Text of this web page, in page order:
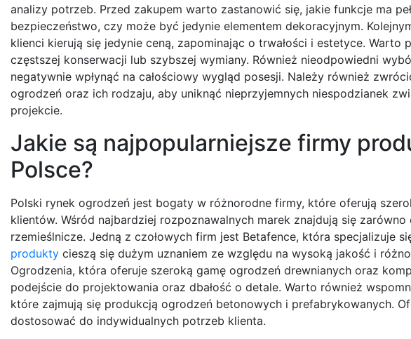
analizy potrzeb. Przed zakupem warto zastanowić się, jakie funkcje ma
bezpieczeństwo, czy może być jedynie elementem dekoracyjnym.
klienci kierują się jedynie ceną, zapominając o trwałości i estetyce. Warto
częstszej konserwacji lub szybszej wymiany. Również nieodpowiedni
negatywnie wpłynąć na całościowy wygląd posesji. Należy również
ogrodzeń oraz ich rodzaju, aby uniknąć nieprzyjemnych niespodzianek
projekcie.
Jakie są najpopularniejsze firmy
Polsce?
Polski rynek ogrodzeń jest bogaty w różnorodne firmy, które oferują
klientów. Wśród najbardziej rozpoznawalnych marek znajdują się
rzemieślnicze. Jedną z czołowych firm jest Betafence, która specjalizuje
produkty cieszą się dużym uznaniem ze względu na wysoką jakość i
Ogrodzenia, która oferuje szeroką gamę ogrodzeń drewnianych oraz
podejście do projektowania oraz dbałość o detale. Warto również
które zajmują się produkcją ogrodzeń betonowych i prefabrykowanych.
dostosować do indywidualnych potrzeb klienta.